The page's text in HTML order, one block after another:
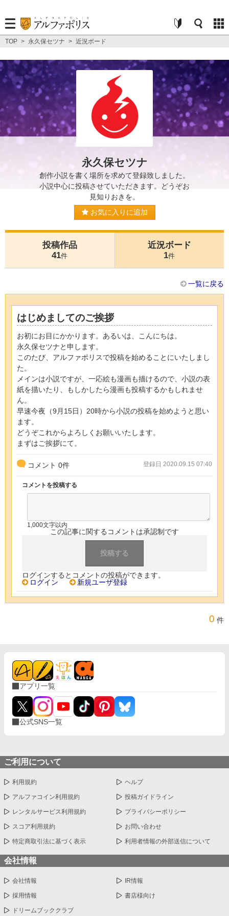
TOP > 永久保セツナ > 近況ボード
永久保セツナ
創作小説を書く場所を求めて登録致しました。
小説中心に投稿させていただきます。どうぞお
見知りおきを。
お気に入りに追加
投稿作品
41件
近況ボード
1件
一覧に戻る
はじめましてのご挨拶
お初にお目にかかります。あるいは、こんにちは。
永久保セツナと申します。
このたび、アルファポリスで投稿を始めることにいたしまし
た。
メインは小説ですが、一応絵も漫画も描けるので、小説の表
紙を描いたり、もしかしたら漫画も投稿するかもしれませ
ん。
早速今夜（9月15日）20時から小説の投稿を始めようと思い
ます。
どうぞこれからよろしくお願いいたします。
まずはご挨拶にて。
コメント 0件 登録日 2020.09.15 07:40
コメントを投稿する
1,000文字以内
この記事に関するコメントは承認制です
ログインするとコメントの投稿ができます。
ログイン
新規ユーザ登録
0 件
アプリ一覧
公式SNS一覧
ご利用について
利用規約 ヘルプ
アルファコイン利用規約 投稿ガイドライン
レンタルサービス利用規約 プライバシーポリシー
スコア利用規約 お問い合わせ
特定商取引法に基づく表示 利用者情報の外部送信について
会社情報
会社情報 IR情報
採用情報 書店様向け
ドリームブッククラブ